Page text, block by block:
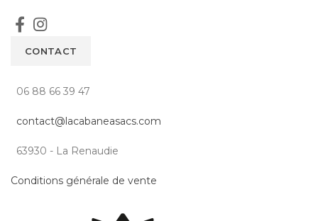
CONTACT
06 88 66 39 47
contact@lacabaneasacs.com
63930 - La Renaudie
Conditions générale de vente